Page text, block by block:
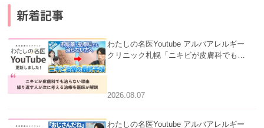
新着記事
わたしの名医Youtube アルバアレルギー
クリニック札幌「ニキビが皮膚科でも治
療を医師が解説」を公開いたしました。
2026.08.07
わたしの名医Youtube アルバアレルギー